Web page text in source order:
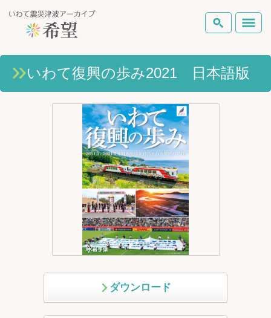
いわて震災津波アーカイブとは
ピックアップコンテンツ
Foreign Laguage
検索
地図から探す
いわて復興の歩み2021 日本語版
ダウンロード